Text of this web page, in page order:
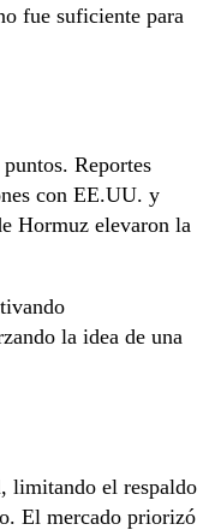
fue suficiente para
Reportes
con EE.UU. y
Hormuz elevaron la
la idea de una
limitando el respaldo
El mercado priorizó